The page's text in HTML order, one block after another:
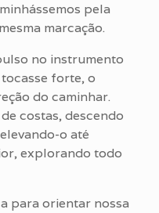
pela
marcação.
no instrumento
forte, o
do caminhar.
costas, descendo
o até
explorando todo
para orientar nossa